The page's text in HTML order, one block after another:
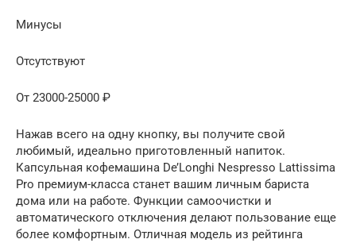
Минусы
Отсутствуют
От 23000-25000 ₽
Нажав всего на одну кнопку, вы получите свой
любимый, идеально приготовленный напиток.
Капсульная кофемашина De’Longhi Nespresso Lattissima
Pro премиум-класса станет вашим личным бариста
дома или на работе. Функции самоочистки и
автоматического отключения делают пользование еще
более комфортным. Отличная модель из рейтинга